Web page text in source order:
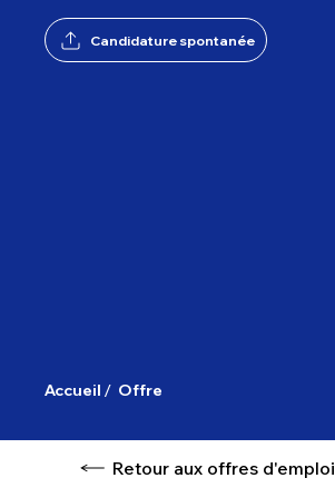
Candidature spontanée
Retour aux offres d'emploi
Accueil / Offre